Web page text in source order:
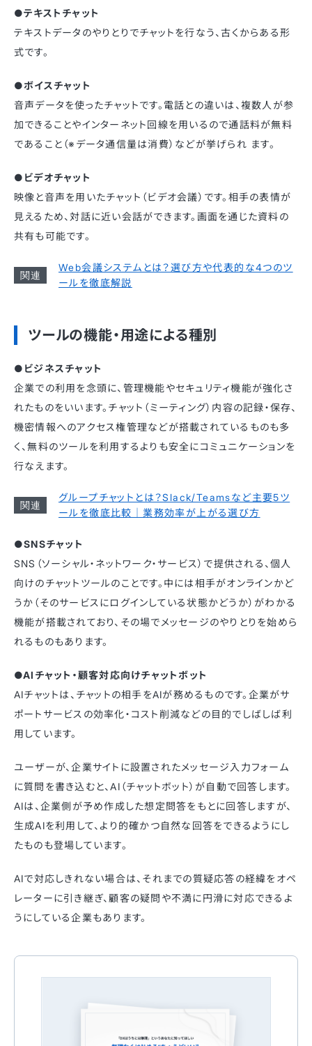
●テキストチャット
テキストデータのやりとりでチャットを行なう、古くからある形
式です。
●ボイスチャット
音声データを使ったチャットです。電話との違いは、複数人が参
加できることやインターネット回線を用いるので通話料が無料
であること（※データ通信量は消費）などが挙げられ ます。
●ビデオチャット
映像と音声を用いたチャット（ビデオ会議）です。相手の表情が
見えるため、対話に近い会話ができます。画面を通じた資料の
共有も可能です。
Web会議システムとは？選び方や代表的な4つのツ
ールを徹底解説
ツールの機能・用途による種別
●ビジネスチャット
企業での利用を念頭に、管理機能やセキュリティ機能が強化さ
れたものをいいます。チャット（ミーティング）内容の記録・保存、
機密情報へのアクセス権管理などが搭載されているものも多
く、無料のツールを利用するよりも安全にコミュニケーションを
行なえます。
グループチャットとは？Slack/Teamsなど主要5ツ
ールを徹底比較｜業務効率が上がる選び方
●SNSチャット
SNS（ソーシャル・ネットワーク・サービス）で提供される、個人
向けのチャットツールのことです。中には相手がオンラインかど
うか（そのサービスにログインしている状態かどうか）がわかる
機能が搭載されており、その場でメッセージのやりとりを始めら
れるものもあります。
●AIチャット・顧客対応向けチャットボット
AIチャットは、チャットの相手をAIが務めるものです。企業がサ
ポートサービスの効率化・コスト削減などの目的でしばしば利
用しています。
ユーザーが、企業サイトに設置されたメッセージ入力フォーム
に質問を書き込むと、AI（チャットボット）が自動で回答します。
AIは、企業側が予め作成した想定問答をもとに回答しますが、
生成AIを利用して、より的確かつ自然な回答をできるようにし
たものも登場しています。
AIで対応しきれない場合は、それまでの質疑応答の経緯をオペ
レーターに引き継ぎ、顧客の疑問や不満に円滑に対応できるよ
うにしている企業もあります。